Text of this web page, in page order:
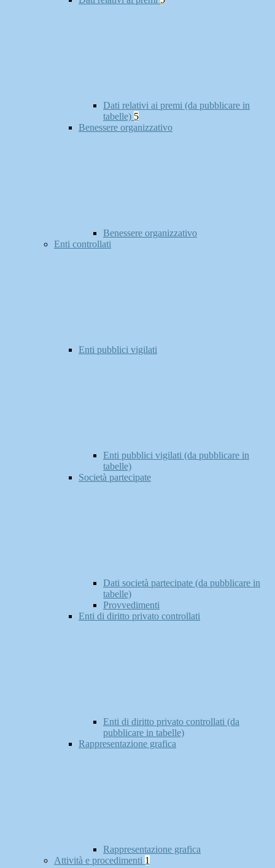
Dati relativi ai premi (da pubblicare in
tabelle) 5
Benessere organizzativo
Benessere organizzativo
Enti controllati
Enti pubblici vigilati
Enti pubblici vigilati (da pubblicare in
tabelle)
Società partecipate
Dati società partecipate (da pubblicare in
tabelle)
Provvedimenti
Enti di diritto privato controllati
Enti di diritto privato controllati (da
pubblicare in tabelle)
Rappresentazione grafica
Rappresentazione grafica
Attività e procedimenti 1